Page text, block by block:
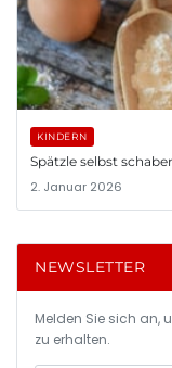
KINDERN
Spätzle selbst
2. Januar 2026
NEWSLETTER
Melden Sie sich an,
zu erhalten.